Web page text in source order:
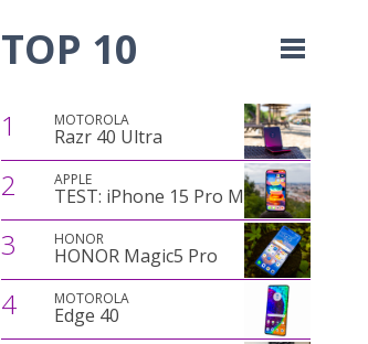
TOP 10
1 MOTOROLA
Razr 40 Ultra
2 APPLE
TEST: iPhone 15 Pro Max
3 HONOR
HONOR Magic5 Pro
4 MOTOROLA
Edge 40